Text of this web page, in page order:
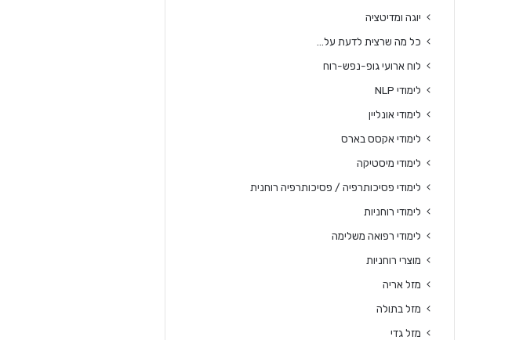
יוגה ומדיטציה
כל מה שרצית לדעת על…
לוח ארועי גופ-נפש-רוח
לימודי NLP
לימודי אונליין
לימודי אקסס בארס
לימודי מיסטיקה
לימודי פסיכותרפיה / פסיכותרפיה רוחנית
לימודי רוחניות
לימודי רפואה משלימה
מוצרי רוחניות
מזל אריה
מזל בתולה
מזל גדי